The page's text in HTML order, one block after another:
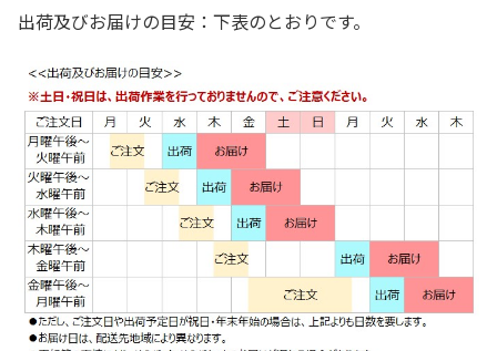
出荷及びお届けの目安：下表のとおりです。